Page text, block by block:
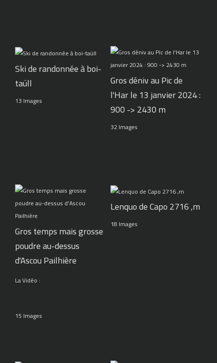
Ski de randonnée à boi-
taüll
13 Images
Gros déniv au Pic de
l'Har le 13 janvier 2024 :
900 -> 2430 m
32 Images
Gros temps mais grosse
poudre au-dessus
d'Ascou Pailhière
La Vidéo :
15 Images
Lenquo de Capo 2716 ,m
18 Images